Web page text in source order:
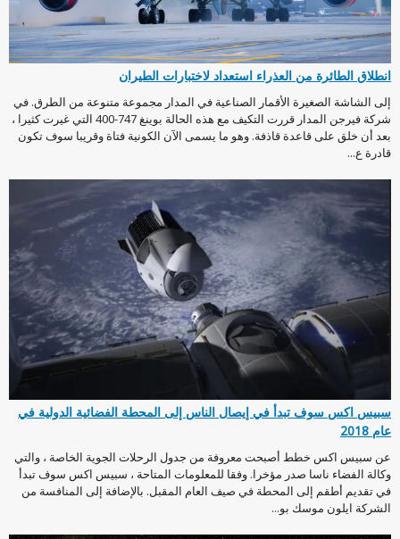
انطلاق الطائرة من العذراء استعداد لاختبارات الطيران
إلى الشاشة الصغيرة الأقمار الصناعية في المدار مجموعة متنوعة من الطرق. في
شركة فيرجن المدار قررت التكيف مع هذه الحالة بوينغ 747-400 التي غيرت كثيرا ،
بعد أن خلق على قاعدة قاذفة. وهو ما يسمى الآن الكونية فتاة وقريبا سوف تكون
قادرة ع...
سبيس اكس سوف تبدأ في إيصال الناس إلى المحطة الفضائية الدولية في
عام 2018
عن سبيس اكس خطط أصبحت معروفة من جدول الرحلات الجوية الخاصة ، والتي
وكالة الفضاء ناسا صدر مؤخرا. وفقا للمعلومات المتاحة ، سبيس اكس سوف تبدأ
في تقديم أطقم إلى المحطة في صيف العام المقبل. بالإضافة إلى المنافسة من
الشركة ايلون موسك بو...